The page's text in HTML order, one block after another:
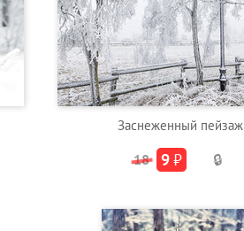
Заснеженный пейзаж
18 9₽ 🔒